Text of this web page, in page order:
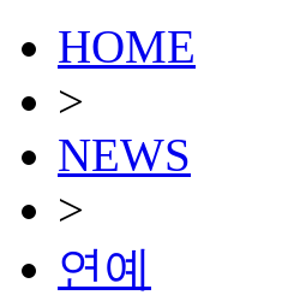
HOME
>
NEWS
>
연예